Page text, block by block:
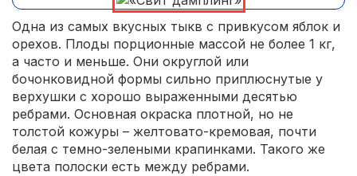
Одна из самых вкусных тыкв с привкусом яблок и
орехов. Плоды порционные массой не более 1 кг,
а часто и меньше. Они округлой или
бочонковидной формы сильно приплюснутые у
верхушки с хорошо выраженными десятью
ребрами. Основная окраска плотной, но не
толстой кожуры – желтовато-кремовая, почти
белая с темно-зелеными крапинками. Такого же
цвета полоски есть между ребрами.